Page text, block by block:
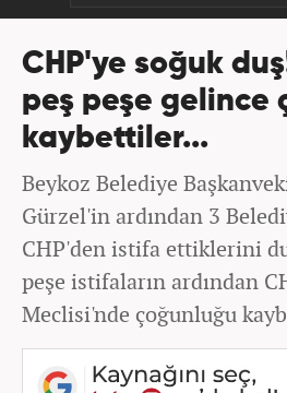
CHP'ye soğuk
peş peşe gelince
kaybettiler...
Beykoz Belediye
Gürzel'in ardından 3
CHP'den istifa ettiklerini
peşe istifaların ardından
Meclisi'nde çoğunluğu